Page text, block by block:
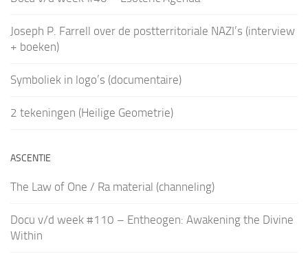
Joseph P. Farrell over de postterritoriale NAZI’s (interview
+ boeken)
Symboliek in logo’s (documentaire)
2 tekeningen (Heilige Geometrie)
ASCENTIE
The Law of One / Ra material (channeling)
Docu v/d week #110 – Entheogen: Awakening the Divine
Within